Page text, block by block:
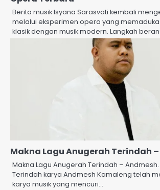
Berita musik Isyana Sarasvati kembali
melalui eksperimen opera yang
klasik dengan musik modern. Langkah
Makna Lagu Anugerah Terindah
Makna Lagu Anugerah Terindah –
Terindah karya Andmesh Kamaleng telah
karya musik yang mencuri…